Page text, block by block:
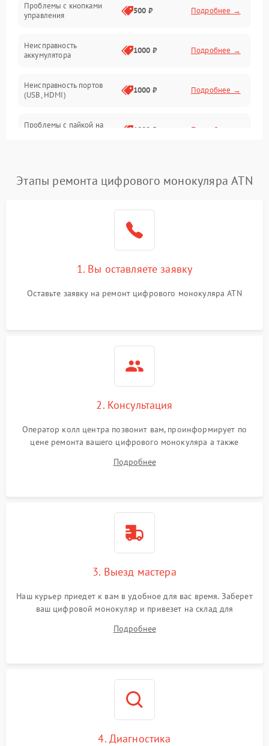
Механические повреждения
Проблемы с кнопками
управления
500 ₽ Подробнее →
Неисправность
аккумулятора
1000 ₽ Подробнее →
Неисправность портов
(USB, HDMI)
1000 ₽ Подробнее →
Проблемы с пайкой на
1000 ₽ Подробнее →
500 ₽
1500 ₽
изображения
1000 ₽ Подробнее →
2000 ₽
Проблемы с заземлением 1000 ₽
Повреждение печатной
платы
Этапы ремонта цифрового монокуляра ATN
1. Вы оставляете заявку
Оставьте заявку на ремонт цифрового монокуляра ATN
2. Консультация
Оператор колл центра позвонит вам, проинформирует по
цене ремонта вашего цифрового монокуляра а также
Подробнее
3. Выезд мастера
Наш курьер приедет к вам в удобное для вас время. Заберет
ваш цифровой монокуляр и привезет на склад для
Подробнее
4. Диагностика